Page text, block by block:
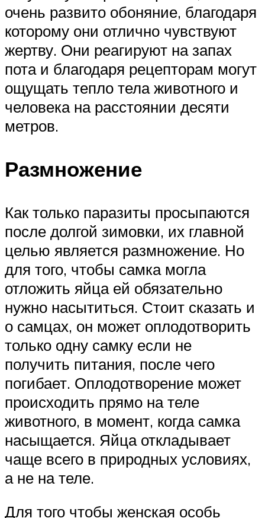
очень развито обоняние, благодаря
которому они отлично чувствуют
жертву. Они реагируют на запах
пота и благодаря рецепторам могут
ощущать тепло тела животного и
человека на расстоянии десяти
метров.
Размножение
Как только паразиты просыпаются
после долгой зимовки, их главной
целью является размножение. Но
для того, чтобы самка могла
отложить яйца ей обязательно
нужно насытиться. Стоит сказать и
о самцах, он может оплодотворить
только одну самку если не
получить питания, после чего
погибает. Оплодотворение может
происходить прямо на теле
животного, в момент, когда самка
насыщается. Яйца откладывает
чаще всего в природных условиях,
а не на теле.
Для того чтобы женская особь